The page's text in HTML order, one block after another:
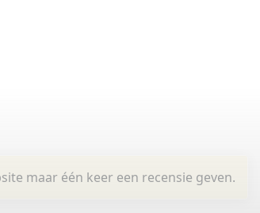
maar één keer een recensie geven.